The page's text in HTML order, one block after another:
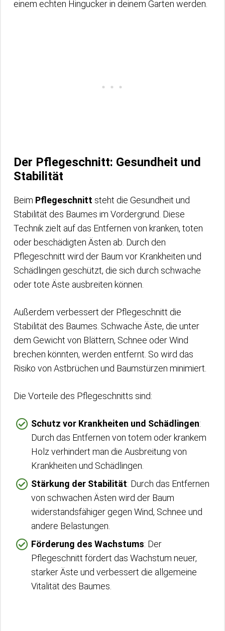
einem echten Hingucker in deinem Garten werden.
Der Pflegeschnitt: Gesundheit und
Stabilität
Beim Pflegeschnitt steht die Gesundheit und
Stabilität des Baumes im Vordergrund. Diese
Technik zielt auf das Entfernen von kranken, toten
oder beschädigten Ästen ab. Durch den
Pflegeschnitt wird der Baum vor Krankheiten und
Schädlingen geschützt, die sich durch schwache
oder tote Äste ausbreiten können.
Außerdem verbessert der Pflegeschnitt die
Stabilität des Baumes. Schwache Äste, die unter
dem Gewicht von Blättern, Schnee oder Wind
brechen könnten, werden entfernt. So wird das
Risiko von Astbrüchen und Baumstürzen minimiert.
Die Vorteile des Pflegeschnitts sind:
Schutz vor Krankheiten und Schädlingen:
Durch das Entfernen von totem oder krankem
Holz verhindert man die Ausbreitung von
Krankheiten und Schädlingen.
Stärkung der Stabilität: Durch das Entfernen
von schwachen Ästen wird der Baum
widerstandsfähiger gegen Wind, Schnee und
andere Belastungen.
Förderung des Wachstums: Der
Pflegeschnitt fördert das Wachstum neuer,
starker Äste und verbessert die allgemeine
Vitalität des Baumes.